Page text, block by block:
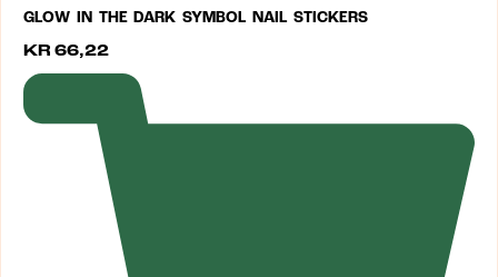
GLOW IN THE DARK SYMBOL NAIL STICKERS
KR 66,22